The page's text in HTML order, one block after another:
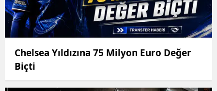
Chelsea Yıldızına 75 Milyon Euro Değer
Biçti